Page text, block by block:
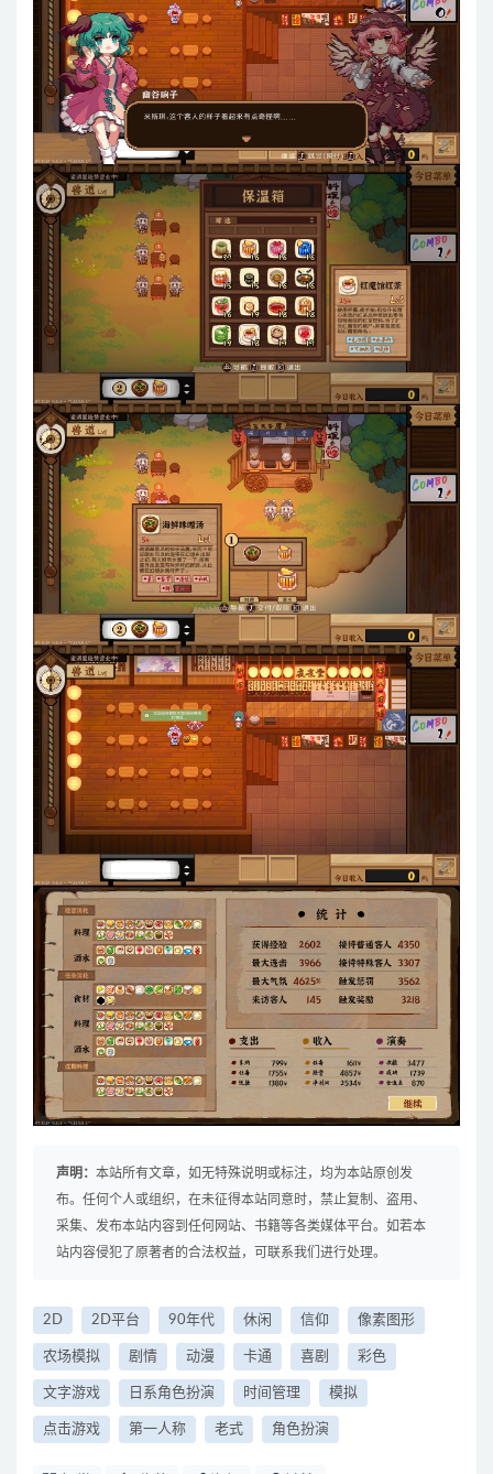
声明： 本站所有文章，如无特殊说明或标注，均为本站原创发
布。任何个人或组织，在未征得本站同意时，禁止复制、盗用、
采集、发布本站内容到任何网站、书籍等各类媒体平台。如若本
站内容侵犯了原著者的合法权益，可联系我们进行处理。
2D 2D平台 90年代 休闲 信仰 像素图形
农场模拟 剧情 动漫 卡通 喜剧 彩色
文字游戏 日系角色扮演 时间管理 模拟
点击游戏 第一人称 老式 角色扮演